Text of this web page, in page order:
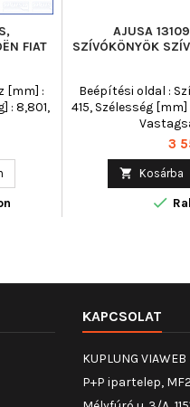
FIAT
[mm] :
: 8,801,
AJUSA
SZÍVÓKÖNYÖK
Beépítési oldal :
415, Szélesség [mm]
Ár
3
 Kosárba

KAPCSOLAT
KUPLUNG VIAWEB
P+P ipartelep,